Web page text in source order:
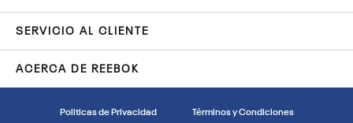
SERVICIO AL CLIENTE
ACERCA DE REEBOK
Politicas de Privacidad Términos y Condiciones